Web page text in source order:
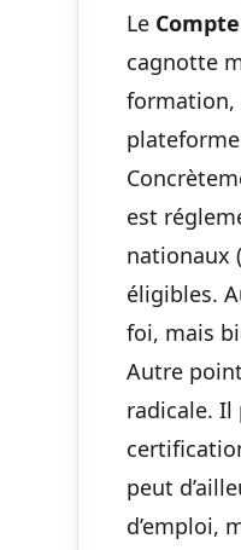
Le
cagnotte
formation,
est
nationaux
éligibles.
foi, mais
Autre
radicale. Il
peut
d’emploi,